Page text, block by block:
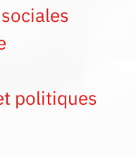
politiques